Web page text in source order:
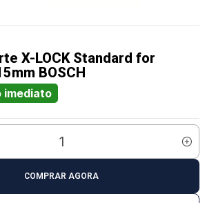
X-LOCK Standard for
BOSCH
imediato
COMPRAR AGORA